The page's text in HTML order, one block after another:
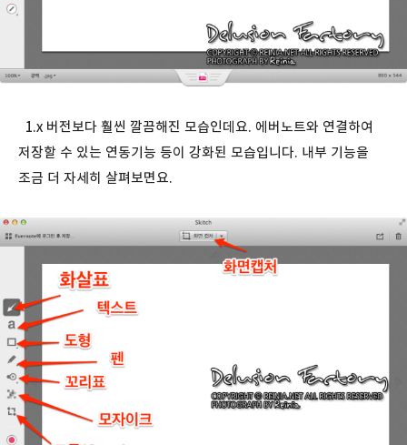
1.x 버전보다 훨씬 깔끔해진 모습인데요. 에버노트와 연결하여
저장할 수 있는 연동기능 등이 강화된 모습입니다. 내부 기능을
조금 더 자세히 살펴보면요.